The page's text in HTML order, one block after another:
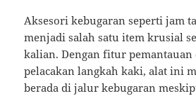
Aksesori kebugaran seperti jam
menjadi salah satu item krusial
kalian. Dengan fitur
pelacakan langkah kaki, alat ini
berada di jalur kebugaran